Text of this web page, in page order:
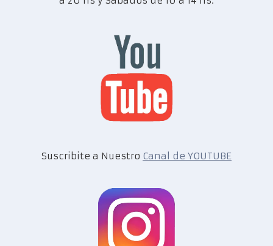
Suscribite a Nuestro Canal de YOUTUBE